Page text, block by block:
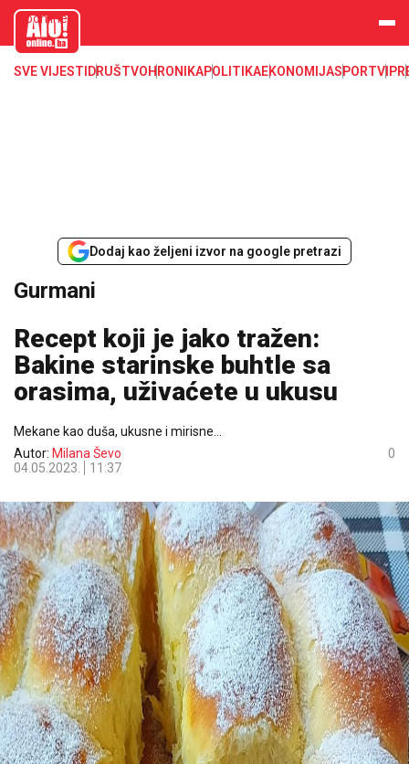
aloonline.b
SVE VIJESTI DRUŠTVOHRONIKAPOLITIKAEKONOMIJASPORTVIP
Dodaj kao željeni izvor na google pretrazi
Gurmani
Recept koji je jako tražen:
Bakine starinske buhtle sa
orasima, uživaćete u ukusu
Mekane kao duša, ukusne i mirisne...
Autor: Milana Ševo
04.05.2023.
11:37
0